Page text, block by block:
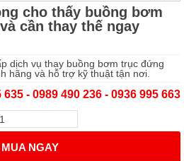
cho thấy buồng bơm
cần thay thế ngay
dịch vụ thay buồng bơm trục đứng
hãng và hỗ trợ kỹ thuật tận nơi.
635 - 0989 490 236 - 0936 995 663
MUA NGAY